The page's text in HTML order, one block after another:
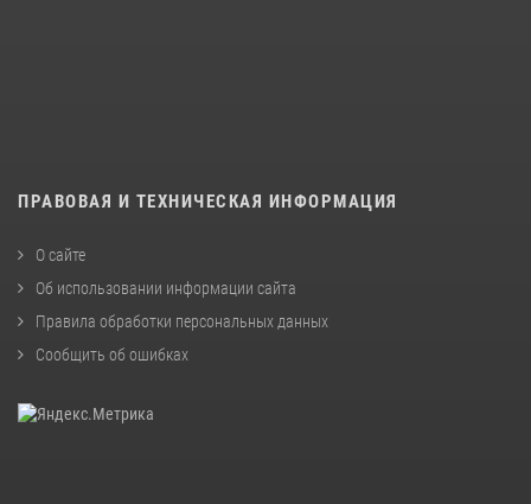
ПРАВОВАЯ И ТЕХНИЧЕСКАЯ ИНФОРМАЦИЯ
О сайте
Об использовании информации сайта
Правила обработки персональных данных
Сообщить об ошибках